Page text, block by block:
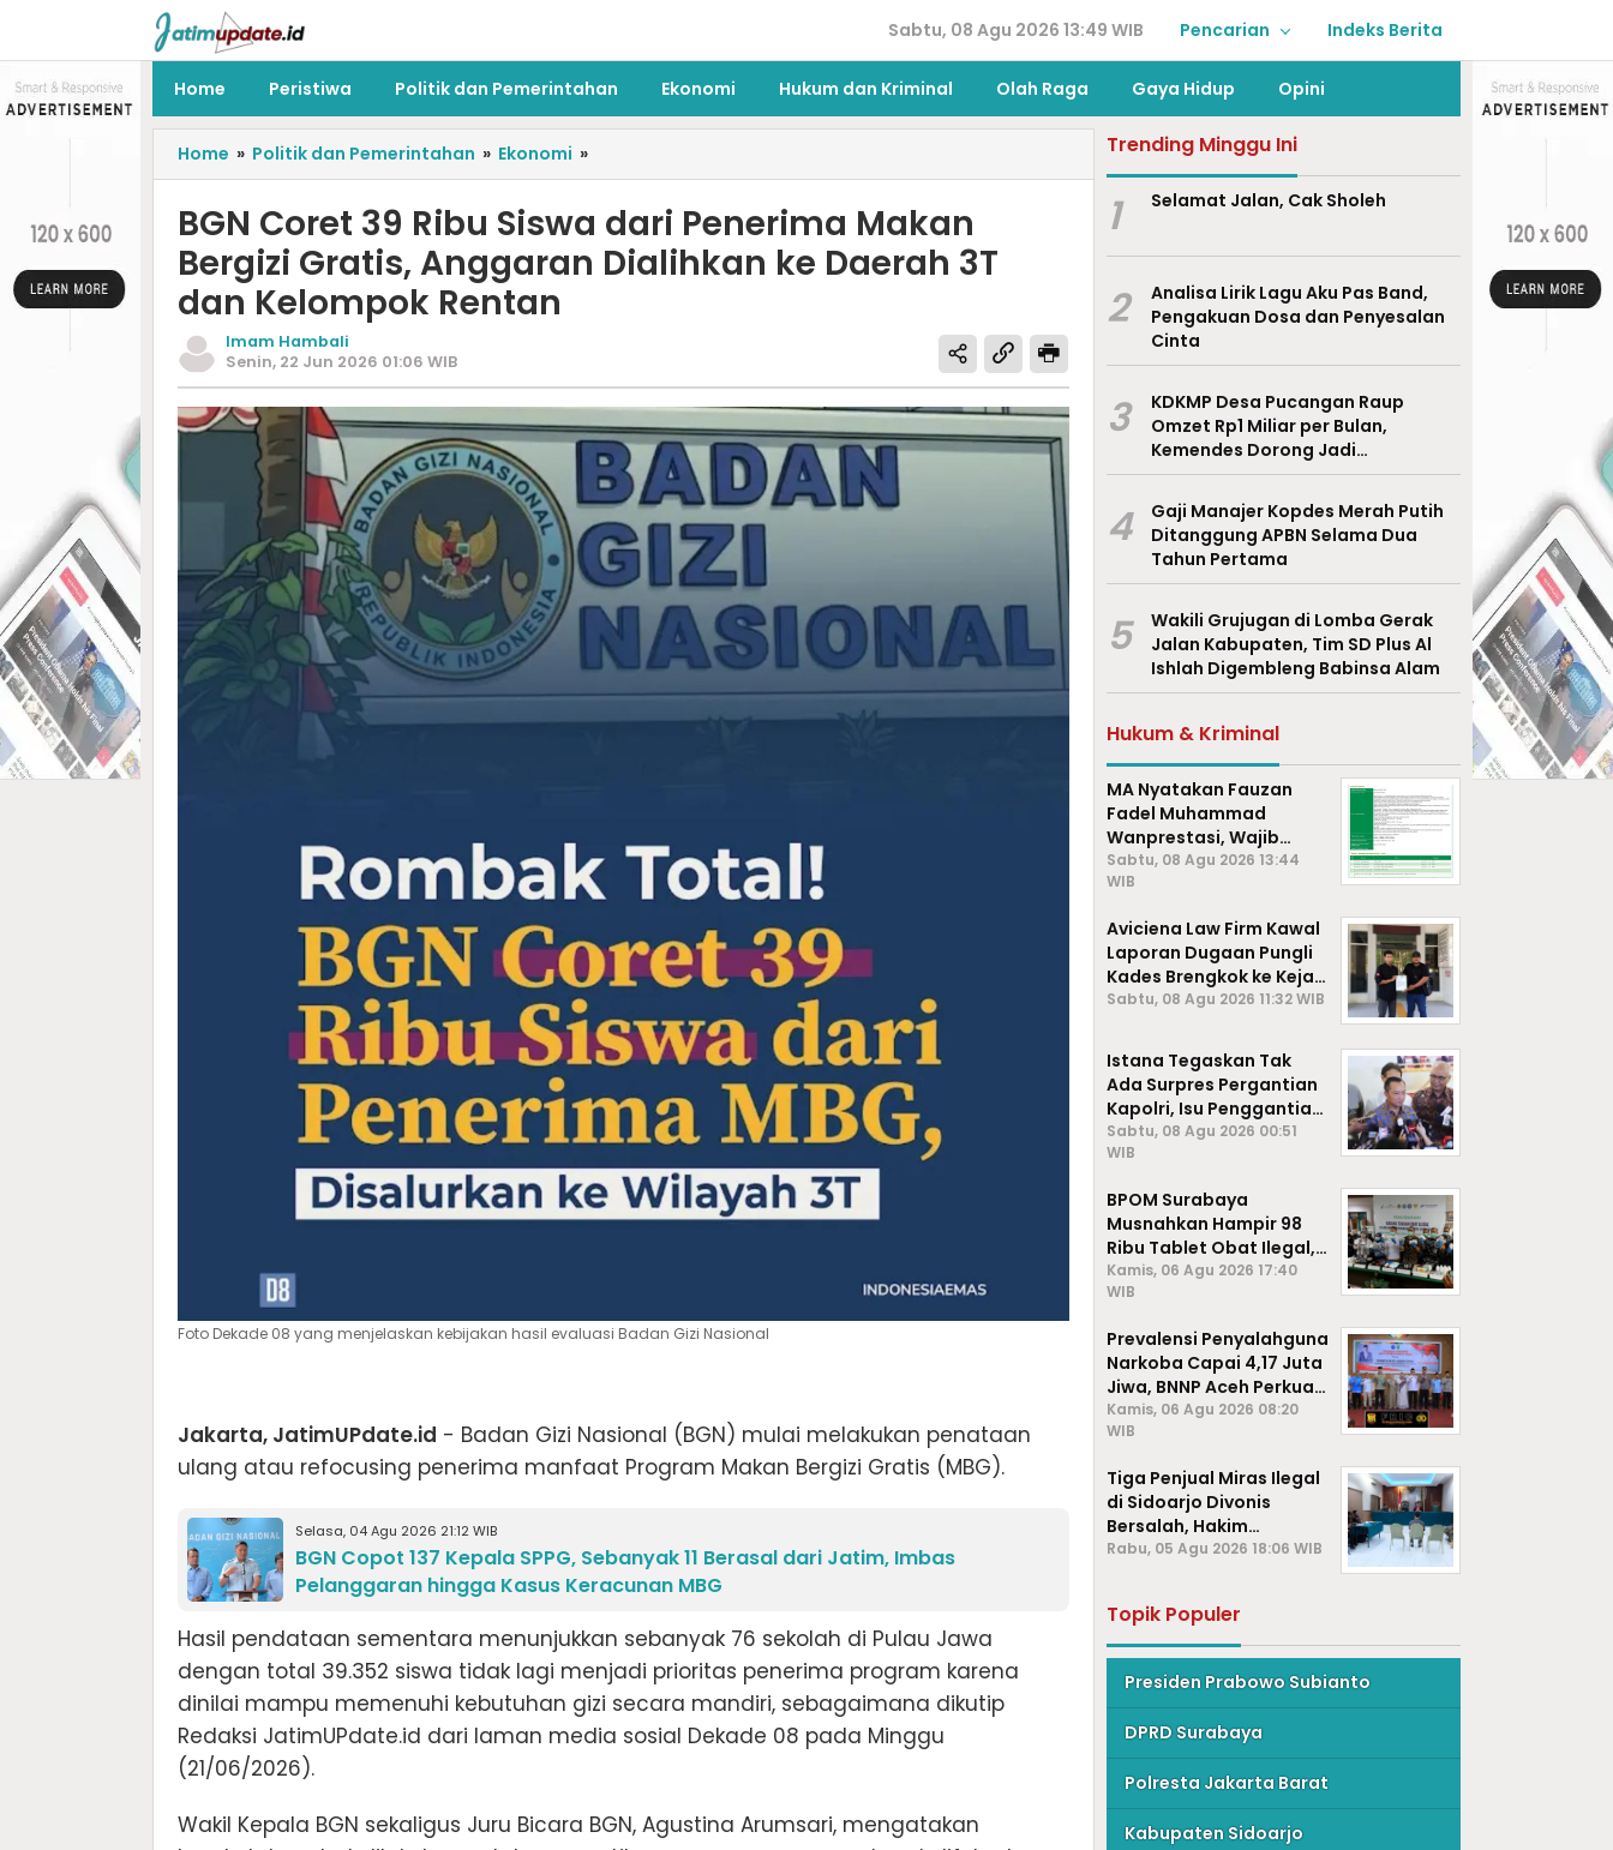
Sabtu, 08 Agu 2026 13:49 WIB Pencarian Indeks Berita
Home Peristiwa Politik dan Pemerintahan Ekonomi Hukum dan Kriminal Olah Raga Gaya Hidup Opini
Home » Politik dan Pemerintahan » Ekonomi »
BGN Coret 39 Ribu Siswa dari Penerima Makan
Bergizi Gratis, Anggaran Dialihkan ke Daerah 3T
dan Kelompok Rentan
Imam Hambali
Senin, 22 Jun 2026 01:06 WIB
Foto Dekade 08 yang menjelaskan kebijakan hasil evaluasi Badan Gizi Nasional
Jakarta, JatimUPdate.id - Badan Gizi Nasional (BGN) mulai melakukan penataan
ulang atau refocusing penerima manfaat Program Makan Bergizi Gratis (MBG).
Selasa, 04 Agu 2026 21:12 WIB
BGN Copot 137 Kepala SPPG, Sebanyak 11 Berasal dari Jatim, Imbas
Pelanggaran hingga Kasus Keracunan MBG
Hasil pendataan sementara menunjukkan sebanyak 76 sekolah di Pulau Jawa
dengan total 39.352 siswa tidak lagi menjadi prioritas penerima program karena
dinilai mampu memenuhi kebutuhan gizi secara mandiri, sebagaimana dikutip
Redaksi JatimUPdate.id dari laman media sosial Dekade 08 pada Minggu
(21/06/2026).
Wakil Kepala BGN sekaligus Juru Bicara BGN, Agustina Arumsari, mengatakan
Trending Minggu Ini
1 Selamat Jalan, Cak Sholeh
2
Analisa Lirik Lagu Aku Pas Band,
Pengakuan Dosa dan Penyesalan
Cinta
3
KDKMP Desa Pucangan Raup
Omzet Rp1 Miliar per Bulan,
Kemendes Dorong Jadi
Percontohan Nasional
4
Gaji Manajer Kopdes Merah Putih
Ditanggung APBN Selama Dua
Tahun Pertama
5
Wakili Grujugan di Lomba Gerak
Jalan Kabupaten, Tim SD Plus Al
Ishlah Digembleng Babinsa Alam
Hukum & Kriminal
MA Nyatakan Fauzan
Fadel Muhammad
Wanprestasi, Wajib
Bayar Rp2,085 Miliar
Sabtu, 08 Agu 2026 13:44
WIB
Aviciena Law Firm Kawal
Laporan Dugaan Pungli
Kades Brengkok ke Kejari
Lamongan
Sabtu, 08 Agu 2026 11:32 WIB
Istana Tegaskan Tak
Ada Surpres Pergantian
Kapolri, Isu Penggantian
Listyo Sigit Dipastikan
Hoaks
Sabtu, 08 Agu 2026 00:51
WIB
BPOM Surabaya
Musnahkan Hampir 98
Ribu Tablet Obat Ilegal,
Cegah Penyalahgunaan
di Kalangan Pelajar
Kamis, 06 Agu 2026 17:40
WIB
Prevalensi Penyalahguna
Narkoba Capai 4,17 Juta
Jiwa, BNNP Aceh Perkuat
P4GN di Subulussalam
Kamis, 06 Agu 2026 08:20
WIB
Tiga Penjual Miras Ilegal
di Sidoarjo Divonis
Bersalah, Hakim
Jatuhkan Denda hingga
Rabu, 05 Agu 2026 18:06 WIB
Topik Populer
Presiden Prabowo Subianto
DPRD Surabaya
Polresta Jakarta Barat
Kabupaten Sidoarjo